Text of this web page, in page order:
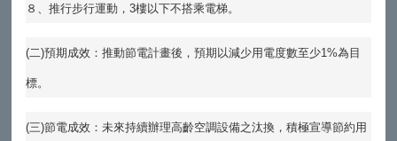
８、推行步行運動，3樓以下不搭乘電梯。
(二)預期成效：推動節電計畫後，預期以減少用電度數至少1%為目
標。
(三)節電成效：未來持續辦理高齡空調設備之汰換，積極宣導節約用